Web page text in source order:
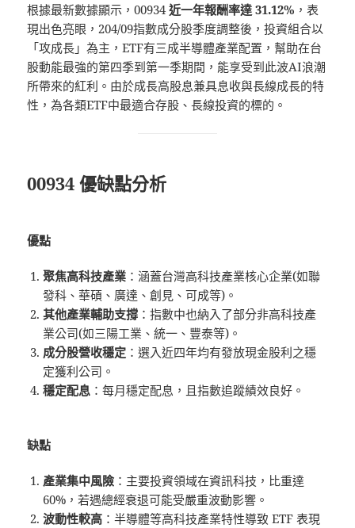
根據最新數據顯示，00934近一年報酬率達 31.12% ，表
現出色亮眼，204/09指數成分股季度調整後，投資組合以
「攻成長」為主，ETF有三成半導體產業配置，幫助在台
股動能最強的第四季到第一季期間，能享受到此波AI浪潮
所帶來的紅利。由於成長高股息兼具息收與長線成長的特
性，為各類ETF中最適合存股、長線投資的標的。
00934 優缺點分析
優點
聚焦高科技產業 ：涵蓋台灣高科技產業核心企業(如聯
發科、華碩、廣達、創見、可成等)。
其他產業輔助支撐 ：指數中也納入了部分非高科技產
業公司(如三陽工業、統一、豐泰等)。
成分股營收穩定 ：選入近四年均有發放現金股利之穩
定獲利公司。
穩定配息 ：每月穩定配息，且指數追蹤績效良好。
缺點
產業集中風險 ：主要投資領域在資訊科技，比重達
60%，若遇總經衰退可能受嚴重波動影響。
波動性較高 ：半導體等高科技產業特性導致 ETF 表現